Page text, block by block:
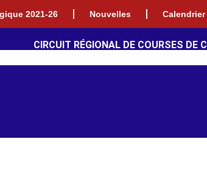
2021-26 Nouvelles Calendrier
CIRCUIT RÉGIONAL DE COURSES DE